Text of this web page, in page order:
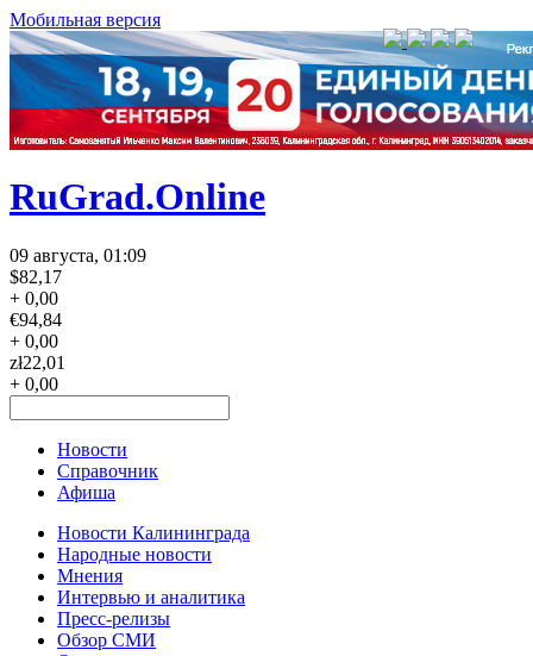
Мобильная версия
RuGrad.Online
09 августа, 01:09
$82,17
+ 0,00
€94,84
+ 0,00
zł22,01
+ 0,00
Новости
Справочник
Афиша
Новости Калининграда
Народные новости
Мнения
Интервью и аналитика
Пресс-релизы
Обзор СМИ